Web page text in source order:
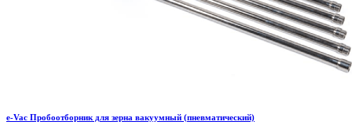
e-Vac Пробоотборник для зерна вакуумный (пневматический)